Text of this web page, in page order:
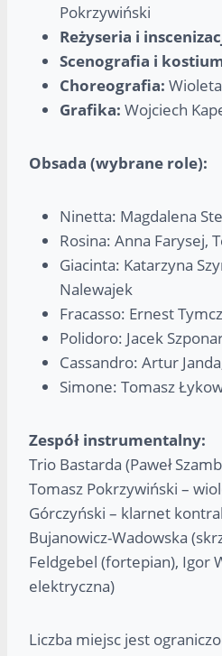
Pokrzywiński
Reżyseria i
Scenografia i
Choreografia:
Grafika: Wojciech
Obsada (wybrane role):
Ninetta: Magdalena
Rosina: Anna Farysej,
Giacinta: Katarzyna
Nalewajek
Fracasso: Ernest
Polidoro: Jacek
Cassandro: Artur
Simone: Tomasz
Zespół instrumentalny:
Trio Bastarda (Paweł
Tomasz Pokrzywiński –
Górczyński – klarnet
Bujanowicz-Wadowska
Feldgebel (fortepian), Igor
elektryczna)
Liczba miejsc jest